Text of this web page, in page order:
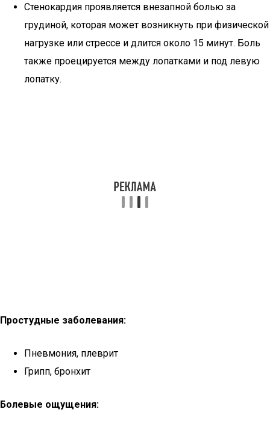
Стенокардия проявляется внезапной болью за
грудиной, которая может возникнуть при физической
нагрузке или стрессе и длится около 15 минут. Боль
также проецируется между лопатками и под левую
лопатку.
Простудные заболевания:
Пневмония, плеврит
Грипп, бронхит
Болевые ощущения: